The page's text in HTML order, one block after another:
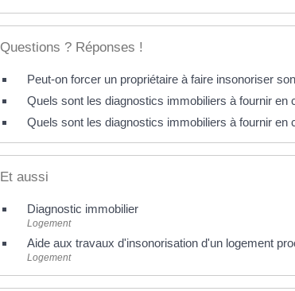
Questions ? Réponses !
Peut-on forcer un propriétaire à faire insonoriser
Quels sont les diagnostics immobiliers à fournir en
Quels sont les diagnostics immobiliers à fournir en
Et aussi
Diagnostic immobilier
Logement
Aide aux travaux d'insonorisation d'un logement
Logement